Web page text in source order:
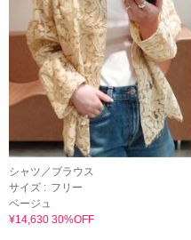
シャツ／ブラウス
サイズ : フリー
ベージュ
¥14,630 30%OFF